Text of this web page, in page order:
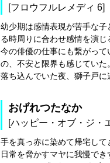
[フロウフルレメディ 6]
幼少期は感情表現が苦手な子
る時周りに合わせ感情を演
今の俳優の仕事にも繋がって
の、不安と限界も感じていた
落ち込んでいた夜、獅子戸
おげれつたなか
[ハッピー・オブ・ジ・
手を真っ赤に染めて帰宅し
日常を脅かすマヤに我慢でき